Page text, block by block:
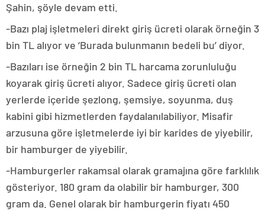
Şahin, şöyle devam etti.
-Bazı plaj işletmeleri direkt giriş ücreti olarak örneğin 3
bin TL alıyor ve ‘Burada bulunmanın bedeli bu’ diyor.
-Bazıları ise örneğin 2 bin TL harcama zorunluluğu
koyarak giriş ücreti alıyor. Sadece giriş ücreti olan
yerlerde içeride şezlong, şemsiye, soyunma, duş
kabini gibi hizmetlerden faydalanılabiliyor. Misafir
arzusuna göre işletmelerde iyi bir karides de yiyebilir,
bir hamburger de yiyebilir.
-Hamburgerler rakamsal olarak gramajına göre farklılık
gösteriyor. 180 gram da olabilir bir hamburger, 300
gram da. Genel olarak bir hamburgerin fiyatı 450